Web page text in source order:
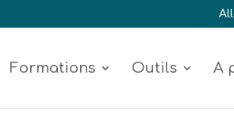
Formations Outils A